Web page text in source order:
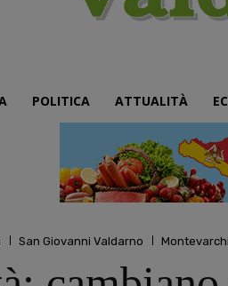
POLITICA ATTUALITÀ
San Giovanni Valdarno Montevarchi